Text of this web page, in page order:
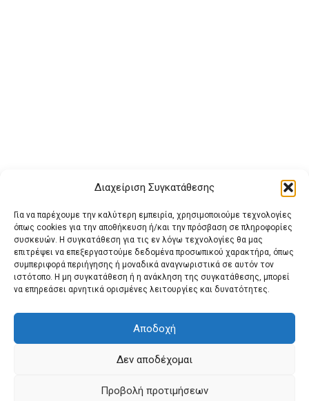
Διαχείριση Συγκατάθεσης
Για να παρέχουμε την καλύτερη εμπειρία, χρησιμοποιούμε τεχνολογίες
όπως cookies για την αποθήκευση ή/και την πρόσβαση σε πληροφορίες
συσκευών. Η συγκατάθεση για τις εν λόγω τεχνολογίες θα μας
επιτρέψει να επεξεργαστούμε δεδομένα προσωπικού χαρακτήρα, όπως
συμπεριφορά περιήγησης ή μοναδικά αναγνωριστικά σε αυτόν τον
ιστότοπο. Η μη συγκατάθεση ή η ανάκληση της συγκατάθεσης, μπορεί
να επηρεάσει αρνητικά ορισμένες λειτουργίες και δυνατότητες.
Αποδοχή
Δεν αποδέχομαι
Προβολή προτιμήσεων
Buy Adspace ΑΡΧΙΚΗ ΕΠΙΚΟΙΝΩΝΙΑ
ΟΡΟΙ ΧΡΗΣΗΣ